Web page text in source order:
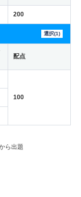
200
選択(1)
配点
100
ら出題